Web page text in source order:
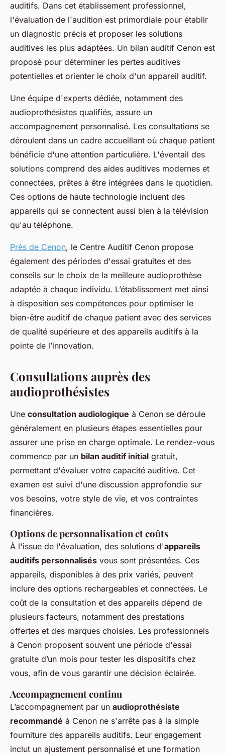
auditifs. Dans cet établissement professionnel,
l'évaluation de l'audition est primordiale pour établir
un diagnostic précis et proposer les solutions
auditives les plus adaptées. Un bilan auditif Cenon est
proposé pour déterminer les pertes auditives
potentielles et orienter le choix d'un appareil auditif.
Une équipe d'experts dédiée, notamment des
audioprothésistes qualifiés, assure un
accompagnement personnalisé. Les consultations se
déroulent dans un cadre accueillant où chaque patient
bénéficie d'une attention particulière. L'éventail des
solutions comprend des aides auditives modernes et
connectées, prêtes à être intégrées dans le quotidien.
Ces options de haute technologie incluent des
appareils qui se connectent aussi bien à la télévision
qu'au téléphone.
Près de Cenon, le Centre Auditif Cenon propose
également des périodes d'essai gratuites et des
conseils sur le choix de la meilleure audioprothèse
adaptée à chaque individu. L’établissement met ainsi
à disposition ses compétences pour optimiser le
bien-être auditif de chaque patient avec des services
de qualité supérieure et des appareils auditifs à la
pointe de l’innovation.
Consultations auprès des
audioprothésistes
Une consultation audiologique à Cenon se déroule
généralement en plusieurs étapes essentielles pour
assurer une prise en charge optimale. Le rendez-vous
commence par un bilan auditif initial gratuit,
permettant d'évaluer votre capacité auditive. Cet
examen est suivi d'une discussion approfondie sur
vos besoins, votre style de vie, et vos contraintes
financières.
Options de personnalisation et coûts
À l'issue de l'évaluation, des solutions d'appareils
auditifs personnalisés vous sont présentées. Ces
appareils, disponibles à des prix variés, peuvent
inclure des options rechargeables et connectées. Le
coût de la consultation et des appareils dépend de
plusieurs facteurs, notamment des prestations
offertes et des marques choisies. Les professionnels
à Cenon proposent souvent une période d'essai
gratuite d’un mois pour tester les dispositifs chez
vous, afin de vous garantir une décision éclairée.
Accompagnement continu
L’accompagnement par un audioprothésiste
recommandé à Cenon ne s'arrête pas à la simple
fourniture des appareils auditifs. Leur engagement
inclut un ajustement personnalisé et une formation